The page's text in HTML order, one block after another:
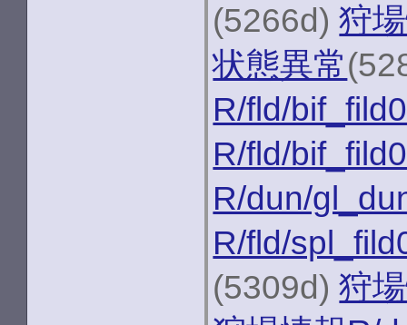
(5266d)狩
状態異常
R/fld/
R/fld/
R/dun/
R/fld/
(5309d)狩